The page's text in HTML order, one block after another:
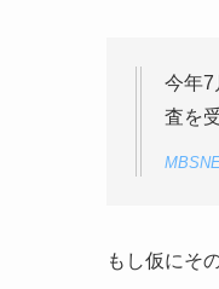
今年7
査を
もし仮にそ